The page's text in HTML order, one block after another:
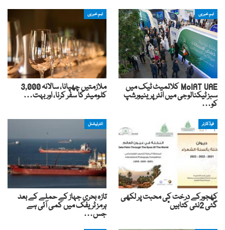
اہم خبریں
MoIAT UAE کلائمیٹ ٹیک میں
سبز ٹیکنالوجی میں انٹرپرینیورشپ
کو…
اہم خبریں
ملازمتیں چھپانا، سالانہ 3,000
کلومیٹر کا سفر کرنا، اور بہت…
فوڈکارنر
کھجورکے درخت کی محبت پر لکھی
گئی 2نئی کتابیں”
انٹرنیشنل
تازہ بحری جہاز کے حملے کے بعد
ہرمز ٹریفک میں کمی آئی ہے
جس…